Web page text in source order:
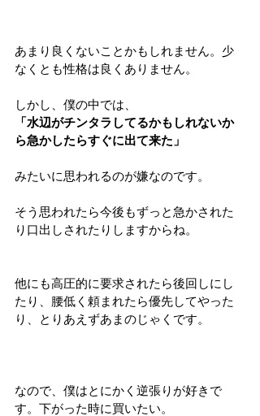
あまり良くないことかもしれません。少
なくとも性格は良くありません。
しかし、僕の中では、
「水辺がチンタラしてるかもしれないか
ら急かしたらすぐに出て来た」
みたいに思われるのが嫌なのです。
そう思われたら今後もずっと急かされた
り口出しされたりしますからね。
他にも高圧的に要求されたら後回しにし
たり、腰低く頼まれたら優先してやった
り、とりあえずあまのじゃくです。
なので、僕はとにかく逆張りが好きで
す。下がった時に買いたい。